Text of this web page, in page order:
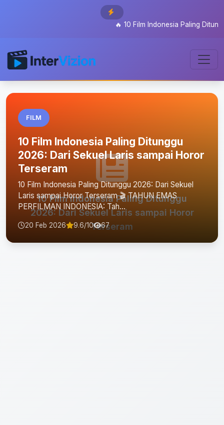
10 Film Indonesia Paling Ditunggu
10 Film Indonesia Paling Ditunggu
2026: Dari Sekuel Laris sampai Horor
Terseram
FILM
10 Film Indonesia Paling Ditunggu
2026: Dari Sekuel Laris sampai Horor
Terseram
10 Film Indonesia Paling Ditunggu 2026: Dari Sekuel
Laris sampai Horor Terseram 🎬 TAHUN EMAS
PERFILMAN INDONESIA: Tah...
20 Feb 2026 9.6/10 67